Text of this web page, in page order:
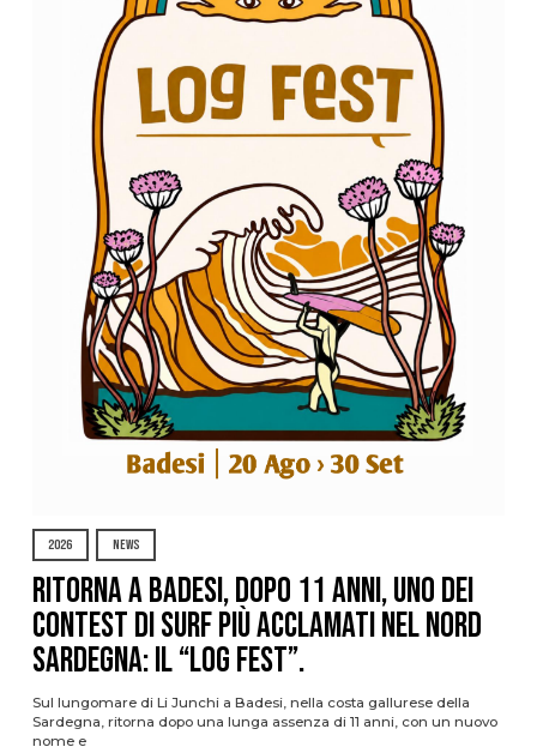
2026 NEWS
Ritorna a Badesi, dopo 11 anni, uno dei
contest di surf più acclamati nel nord
Sardegna: il “Log Fest”.
Sul lungomare di Li Junchi a Badesi, nella costa gallurese della
Sardegna, ritorna dopo una lunga assenza di 11 anni, con un nuovo
nome e